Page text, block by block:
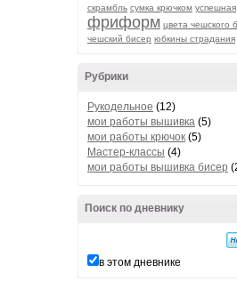
скрамбль сумка крючком успешная
фриформ цвета чешского
чешский бисер юбкины страдания
Рубрики
Рукодельное (12)
мои работы вышивка (5)
мои работы крючок (5)
Мастер-классы (4)
мои работы вышивка бисер
Поиск по дневнику
в этом дневнике